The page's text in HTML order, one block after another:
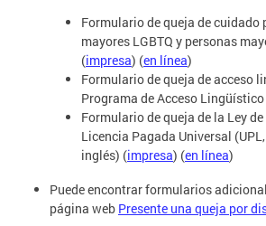
Formulario de queja de cuidado
mayores LGBTQ y personas
(impresa) (en línea)
Formulario de queja de acceso
Programa de Acceso
Formulario de queja de la Ley
Licencia Pagada Universal
inglés) (impresa) (en línea)
Puede encontrar formularios
página web Presente una queja por